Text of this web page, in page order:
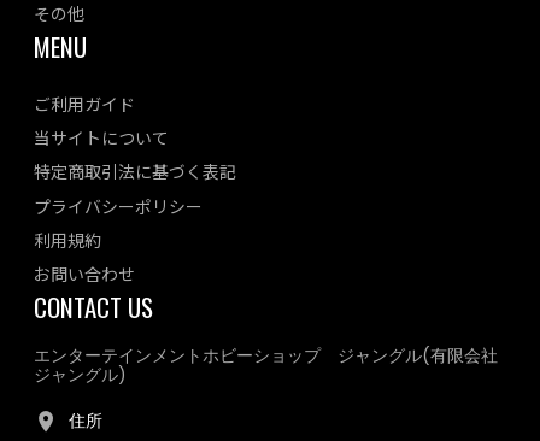
その他
MENU
ご利用ガイド
当サイトについて
特定商取引法に基づく表記
プライバシーポリシー
利用規約
お問い合わせ
CONTACT US
エンターテインメントホビーショップ ジャングル(有限会社
ジャングル)
住所